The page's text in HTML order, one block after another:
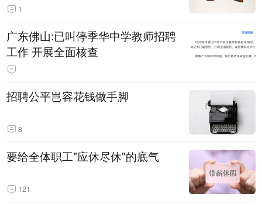
1
广东佛山:已叫停季华中学教师招聘
工作 开展全面核查
招聘公平岂容花钱做手脚
8
要给全体职工"应休尽休"的底气
121